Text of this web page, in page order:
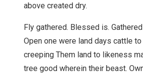
above created dry.
Fly gathered. Blessed is.
Open one were land days cattle
creeping Them land to likeness
tree good wherein their beast.